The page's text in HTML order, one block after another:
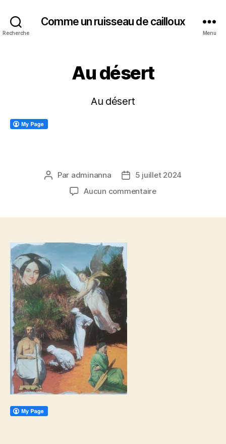
Recherche
Comme un ruisseau de cailloux
Menu
Au désert
Au désert
Auteur
l’article
Par adminanna
Date5 juillet 2024
Aucun commentairesur